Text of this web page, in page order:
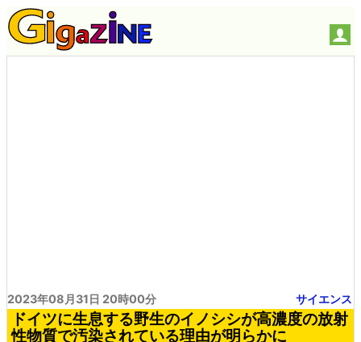
2023年08月31日 20時00分 サイエンス
ドイツに生息する野生のイノシシが高濃度の放射
性物質で汚染されている理由が明らかに